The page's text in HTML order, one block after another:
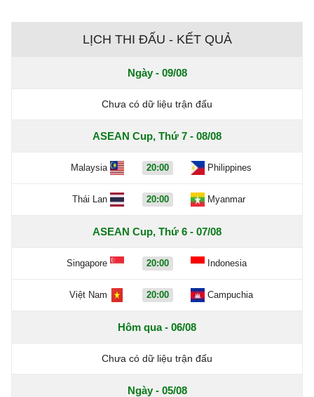
LỊCH THI ĐẤU - KẾT QUẢ
Ngày - 09/08
Chưa có dữ liệu trận đấu
ASEAN Cup, Thứ 7 - 08/08
Malaysia 20:00 Philippines
Thái Lan 20:00 Myanmar
ASEAN Cup, Thứ 6 - 07/08
Singapore 20:00 Indonesia
Việt Nam 20:00 Campuchia
Hôm qua - 06/08
Chưa có dữ liệu trận đấu
Ngày - 05/08